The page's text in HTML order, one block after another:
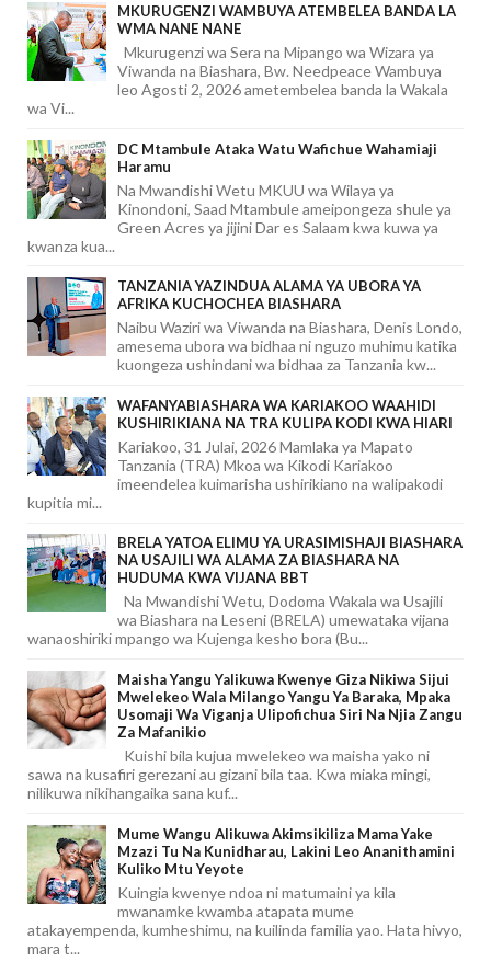
MKURUGENZI WAMBUYA ATEMBELEA BANDA LA
WMA NANE NANE
Mkurugenzi wa Sera na Mipango wa Wizara ya
Viwanda na Biashara, Bw. Needpeace Wambuya
leo Agosti 2, 2026 ametembelea banda la Wakala
wa Vi...
DC Mtambule Ataka Watu Wafichue Wahamiaji
Haramu
Na Mwandishi Wetu MKUU wa Wilaya ya
Kinondoni, Saad Mtambule ameipongeza shule ya
Green Acres ya jijini Dar es Salaam kwa kuwa ya
kwanza kua...
TANZANIA YAZINDUA ALAMA YA UBORA YA
AFRIKA KUCHOCHEA BIASHARA
Naibu Waziri wa Viwanda na Biashara, Denis Londo,
amesema ubora wa bidhaa ni nguzo muhimu katika
kuongeza ushindani wa bidhaa za Tanzania kw...
WAFANYABIASHARA WA KARIAKOO WAAHIDI
KUSHIRIKIANA NA TRA KULIPA KODI KWA HIARI
Kariakoo, 31 Julai, 2026 Mamlaka ya Mapato
Tanzania (TRA) Mkoa wa Kikodi Kariakoo
imeendelea kuimarisha ushirikiano na walipakodi
kupitia mi...
BRELA YATOA ELIMU YA URASIMISHAJI BIASHARA
NA USAJILI WA ALAMA ZA BIASHARA NA
HUDUMA KWA VIJANA BBT
Na Mwandishi Wetu, Dodoma Wakala wa Usajili
wa Biashara na Leseni (BRELA) umewataka vijana
wanaoshiriki mpango wa Kujenga kesho bora (Bu...
Maisha Yangu Yalikuwa Kwenye Giza Nikiwa Sijui
Mwelekeo Wala Milango Yangu Ya Baraka, Mpaka
Usomaji Wa Viganja Ulipofichua Siri Na Njia Zangu
Za Mafanikio
Kuishi bila kujua mwelekeo wa maisha yako ni
sawa na kusafiri gerezani au gizani bila taa. Kwa miaka mingi,
nilikuwa nikihangaika sana kuf...
Mume Wangu Alikuwa Akimsikiliza Mama Yake
Mzazi Tu Na Kunidharau, Lakini Leo Ananithamini
Kuliko Mtu Yeyote
Kuingia kwenye ndoa ni matumaini ya kila
mwanamke kwamba atapata mume
atakayempenda, kumheshimu, na kuilinda familia yao. Hata hivyo,
mara t...